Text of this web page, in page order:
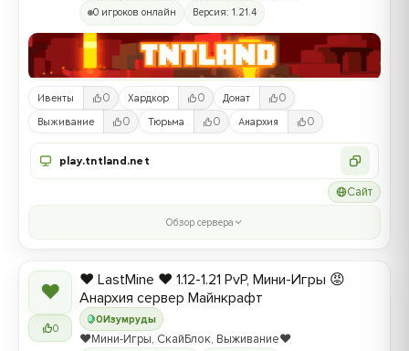
0 игроков онлайн Версия: 1.21.4
Ивенты 0 Хардкор 0 Донат 0
Выживание 0 Тюрьма 0 Анархия 0
play.tntland.net
Сайт
Обзор сервера
❤
0
0Изумруды
❤️ LastMine ❤️ 1.12-1.21 PvP, Мини-Игры 😡
Анархия сервер Майнкрафт
❤️Мини-Игры, СкайБлок, Выживание❤️